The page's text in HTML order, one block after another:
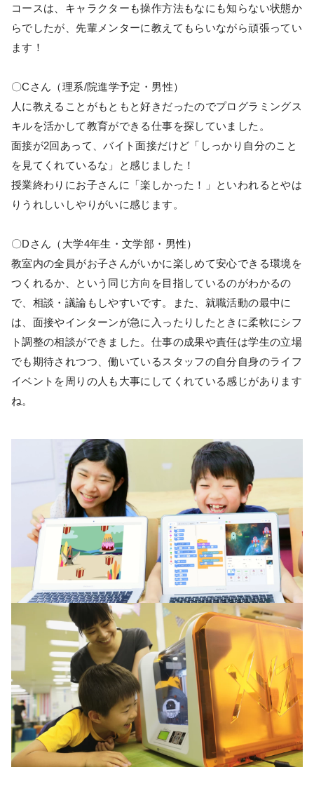
コースは、キャラクターも操作方法もなにも知らない状態か
らでしたが、先輩メンターに教えてもらいながら頑張ってい
ます！
〇Cさん（理系/院進学予定・男性）
人に教えることがもともと好きだったのでプログラミングス
キルを活かして教育ができる仕事を探していました。
面接が2回あって、バイト面接だけど「しっかり自分のこと
を見てくれているな」と感じました！
授業終わりにお子さんに「楽しかった！」といわれるとやは
りうれしいしやりがいに感じます。
〇Dさん（大学4年生・文学部・男性）
教室内の全員がお子さんがいかに楽しめて安心できる環境を
つくれるか、という同じ方向を目指しているのがわかるの
で、相談・議論もしやすいです。また、就職活動の最中に
は、面接やインターンが急に入ったりしたときに柔軟にシフ
ト調整の相談ができました。仕事の成果や責任は学生の立場
でも期待されつつ、働いているスタッフの自分自身のライフ
イベントを周りの人も大事にしてくれている感じがあります
ね。